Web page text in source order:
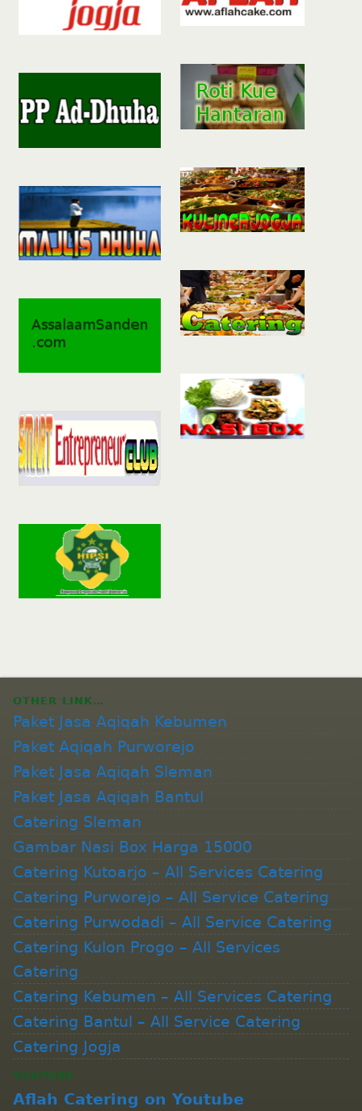
OTHER LINK…
Paket Jasa Aqiqah Kebumen
Paket Aqiqah Purworejo
Paket Jasa Aqiqah Sleman
Paket Jasa Aqiqah Bantul
Catering Sleman
Gambar Nasi Box Harga 15000
Catering Kutoarjo – All Services Catering
Catering Purworejo – All Service Catering
Catering Purwodadi – All Service Catering
Catering Kulon Progo – All Services
Catering
Catering Kebumen – All Services Catering
Catering Bantul – All Service Catering
Catering Jogja
YOUTUBE
Aflah Catering on Youtube